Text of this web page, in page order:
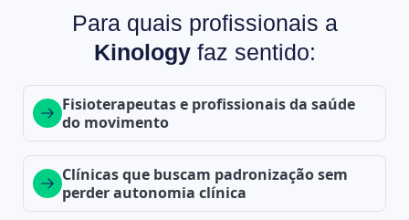
Para quais profissionais a
Kinologyfaz sentido:
Fisioterapeutas e profissionais da saúde
do movimento
Clínicas que buscam padronização sem
perder autonomia clínica